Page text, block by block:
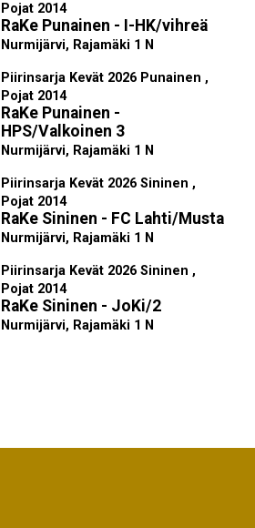
Pojat 2014
RaKe Punainen - I-HK/vihreä
Nurmijärvi, Rajamäki 1 N
Piirinsarja Kevät 2026 Punainen ,
Pojat 2014
RaKe Punainen -
HPS/Valkoinen 3
Nurmijärvi, Rajamäki 1 N
Piirinsarja Kevät 2026 Sininen ,
Pojat 2014
RaKe Sininen - FC Lahti/Musta
Nurmijärvi, Rajamäki 1 N
Piirinsarja Kevät 2026 Sininen ,
Pojat 2014
RaKe Sininen - JoKi/2
Nurmijärvi, Rajamäki 1 N